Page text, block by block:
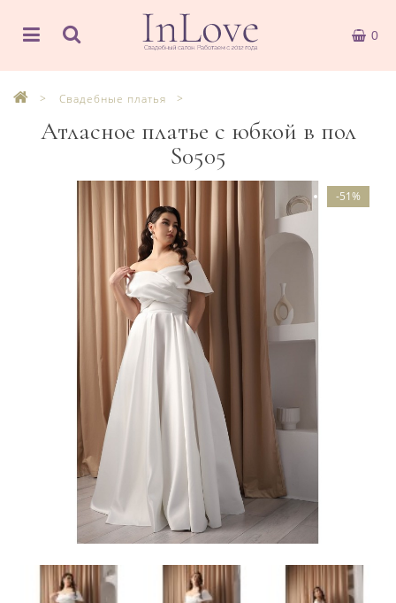
0
Свадебные платья
Атласное платье с юбкой в пол
S0505
-51%